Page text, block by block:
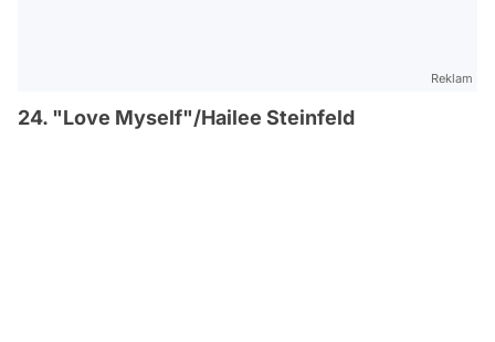
Reklam
24. "Love Myself"/Hailee Steinfeld